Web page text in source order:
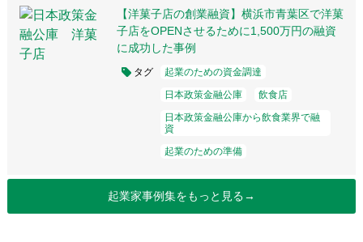
【洋菓子店の創業融資】横浜市青葉区で洋菓
子店をOPENさせるために1,500万円の融資
に成功した事例
タグ
起業のための資金調達
日本政策金融公庫
飲食店
日本政策金融公庫から飲食業界で融
資
起業のための準備
起業家事例集をもっと見る→